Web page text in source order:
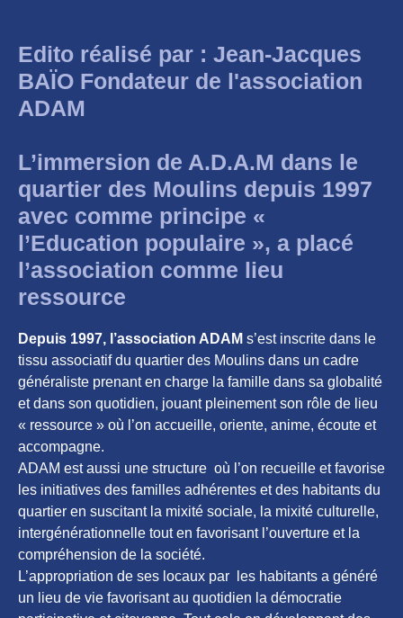
Edito réalisé par : Jean-Jacques
BAÏO Fondateur de l'association
ADAM
L’immersion de A.D.A.M dans le
quartier des Moulins depuis 1997
avec comme principe «
l’Education populaire », a placé
l’association comme lieu
ressource
Depuis 1997, l’association ADAM s’est inscrite dans le
tissu associatif du quartier des Moulins dans un cadre
généraliste prenant en charge la famille dans sa globalité
et dans son quotidien, jouant pleinement son rôle de lieu
« ressource » où l’on accueille, oriente, anime, écoute et
accompagne.
ADAM est aussi une structure où l’on recueille et favorise
les initiatives des familles adhérentes et des habitants du
quartier en suscitant la mixité sociale, la mixité culturelle,
intergénérationnelle tout en favorisant l’ouverture et la
compréhension de la société.
L’appropriation de ses locaux par les habitants a généré
un lieu de vie favorisant au quotidien la démocratie